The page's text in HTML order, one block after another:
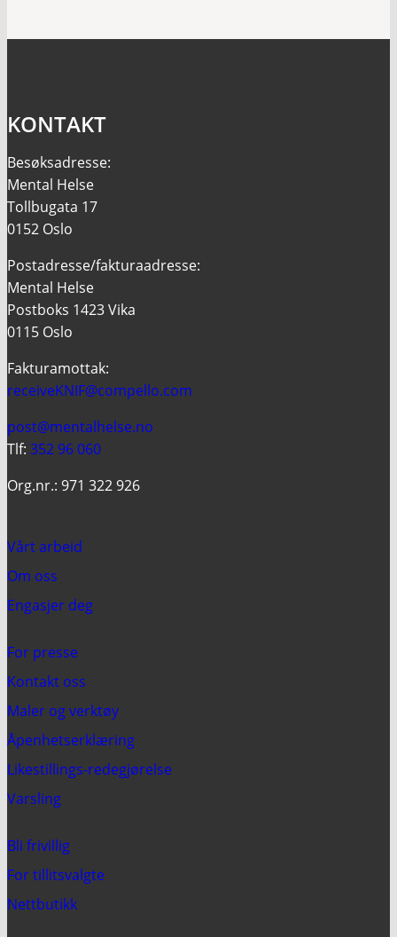
KONTAKT
Besøksadresse:
Mental Helse
Tollbugata 17
0152 Oslo
Postadresse/fakturaadresse:
Mental Helse
Postboks 1423 Vika
0115 Oslo
Fakturamottak:
receiveKNIF@compello.com
post@mentalhelse.no
Tlf: 352 96 060
Org.nr.: 971 322 926
Vårt arbeid
Om oss
Engasjer deg
For presse
Kontakt oss
Maler og verktøy
Åpenhetserklæring
Likestillings-redegjørelse
Varsling
Bli frivillig
For tillitsvalgte
Nettbutikk